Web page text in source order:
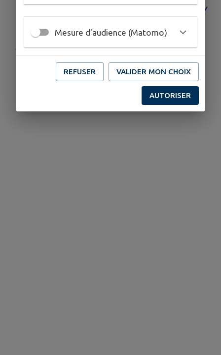
https://visiter.briedesrivieresetchateaux.fr/
Publié par CCBRC
Mesure d'audience (Matomo)
REFUSER VALIDER MON CHOIX
AUTORISER